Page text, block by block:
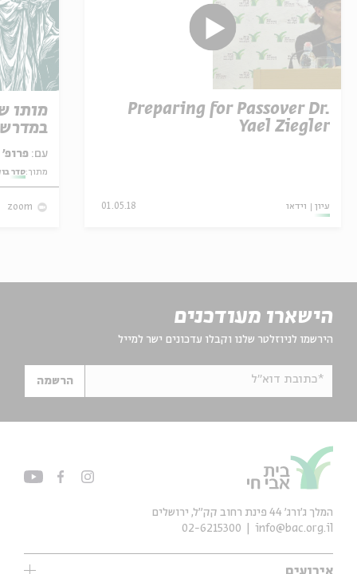
Preparing for Passover Dr.
Yael Ziegler
עיון וידאו 01.05.18
מותו
עם: פרופ' אביגדור שנאן
מתוך:סדר
zoom
הישארו מעודכנים
הירשמו לניוזלטר שלנו וקבלו עדכונים ישר למייל
*כתובת דוא"ל הרשמה
המלך ג'ורג' 44 פינת רחוב קק״ל, ירושלים
info@bac.org.il
02-6215300